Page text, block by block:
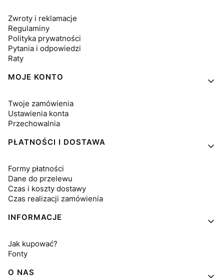
Zwroty i reklamacje
Regulaminy
Polityka prywatności
Pytania i odpowiedzi
Raty
MOJE KONTO
Twoje zamówienia
Ustawienia konta
Przechowalnia
PŁATNOŚCI I DOSTAWA
Formy płatności
Dane do przelewu
Czas i koszty dostawy
Czas realizacji zamówienia
INFORMACJE
Jak kupować?
Fonty
O NAS